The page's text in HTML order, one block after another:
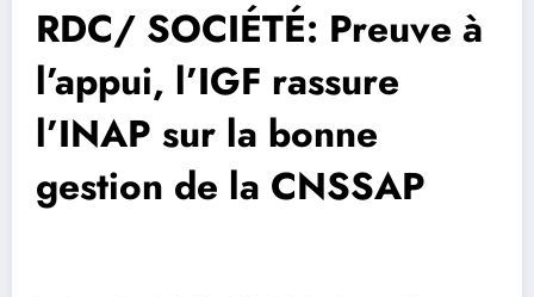
RDC/ SOCIÉTÉ: Preuve à
l’appui, l’IGF rassure
l’INAP sur la bonne
gestion de la CNSSAP